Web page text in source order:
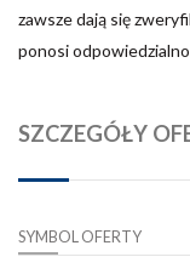
zawsze dają się
ponosi
SZCZEGÓŁY
SYMBOL OFERTY